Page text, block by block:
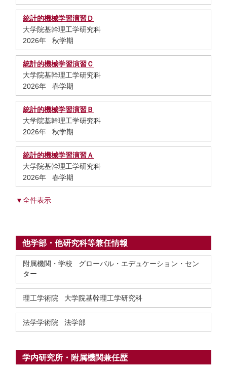
統計的機械学習演習Ｄ
大学院基幹理工学研究科
2026年 秋学期
統計的機械学習演習Ｃ
大学院基幹理工学研究科
2026年 春学期
統計的機械学習演習Ｂ
大学院基幹理工学研究科
2026年 秋学期
統計的機械学習演習Ａ
大学院基幹理工学研究科
2026年 春学期
▼全件表示
他学部・他研究科等兼任情報
附属機関・学校 グローバル・エデュケーション・セン
ター
理工学術院 大学院基幹理工学研究科
法学学術院 法学部
学内研究所・附属機関兼任歴